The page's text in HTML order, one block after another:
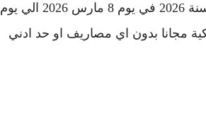
اعلنت الحكومة المصرية و البنك المركزي المصري اطلاق مبادرة الشمول المالي لسنة 2026 في يوم 8 مارس 2026 الي يوم
مجانا بدون اي مصاريف او حد ادني